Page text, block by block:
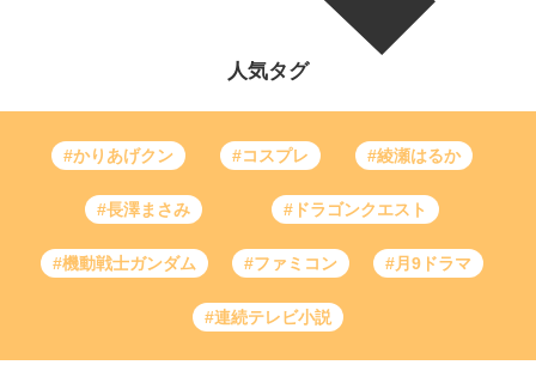
人気タグ
#かりあげクン #コスプレ #綾瀬はるか
#長澤まさみ #ドラゴンクエスト
#機動戦士ガンダム #ファミコン #月9ドラマ
#連続テレビ小説